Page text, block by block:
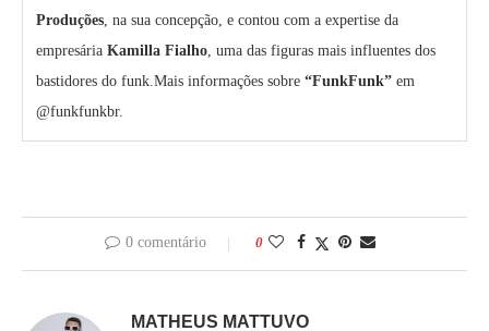
Produções, na sua concepção, e contou com a expertise da
empresária Kamilla Fialho, uma das figuras mais influentes dos
bastidores do funk.Mais informações sobre “FunkFunk” em
@funkfunkbr.
0 comentário 0
MATHEUS MATTUVO